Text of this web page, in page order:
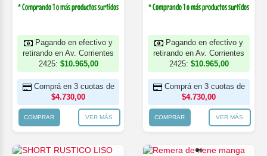
* Comprando 1 o más productos surtidos
Pagando en efectivo y
retirando en Av. Corrientes
2425: $10.965,00
Comprá en 3 cuotas de
$4.730,00
COMPRAR VER MÁS
* Comprando 1 o más productos surtidos
Pagando en efectivo y
retirando en Av. Corrientes
2425: $10.965,00
Comprá en 3 cuotas de
$4.730,00
COMPRAR VER MÁS